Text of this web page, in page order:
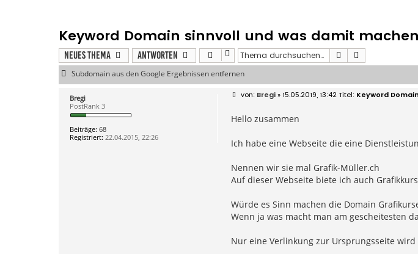
Keyword Domain sinnvoll und was damit
Neues Thema Antworten Suche
Subdomain aus den Google Ergebnissen entfernen
Bregi
PostRank 3
Beiträge: 68
Registriert: 22.04.2015, 22:26
B
t
g
Bregi» 15.05.2019, 13:42 Keyword
Hello zusammen
Ich habe eine Webseite die eine
Nennen wir sie mal Grafik-Müller.ch
Auf dieser Webseite biete ich auch
Würde es Sinn machen die Domain
Wenn ja was macht man am gescheitesten
Nur eine Verlinkung zur Ursprungsseite